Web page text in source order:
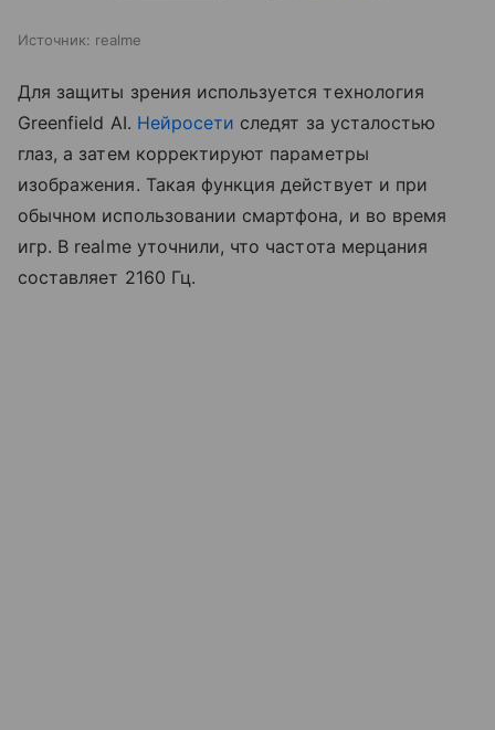
Источник: realme
Для защиты зрения используется технология
Greenfield AI. Нейросети следят за усталостью
глаз, а затем корректируют параметры
изображения. Такая функция действует и при
обычном использовании смартфона, и во время
игр. В realme уточнили, что частота мерцания
составляет 2160 Гц.